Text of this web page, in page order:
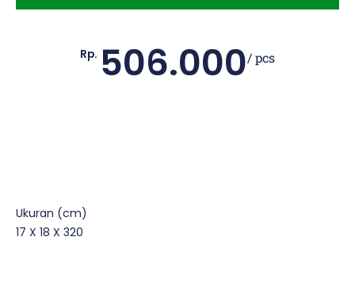
Rp. 506.000/ pcs
Ukuran (cm)
17 X 18 X 320